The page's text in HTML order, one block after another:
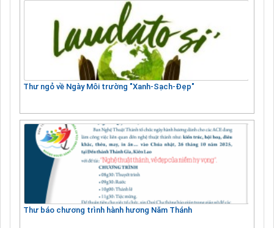
Thư ngỏ về Ngày Môi trường "Xanh-Sạch-Đẹp"
Thư báo chương trình hành hương Năm Thánh